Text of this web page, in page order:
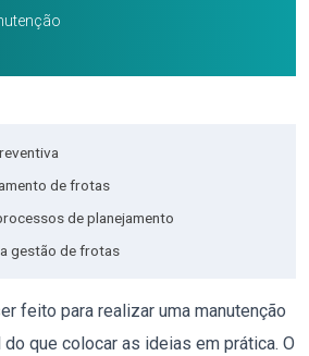
de frotas
de planejamento
gestão de frotas
feito para realizar uma manutenção
que colocar as ideias em prática. O